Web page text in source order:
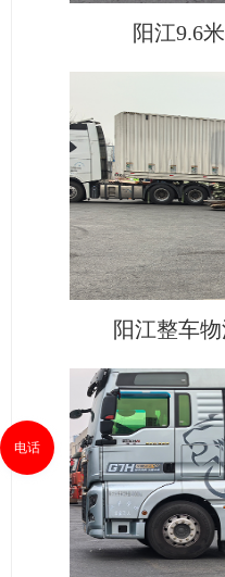
阳江9.6
阳江整车
电话